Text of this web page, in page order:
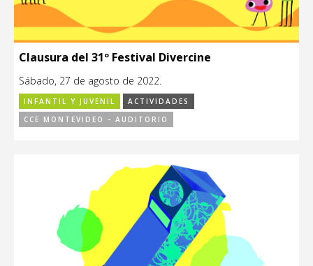
Clausura del 31º Festival Divercine
Sábado, 27 de agosto de 2022.
INFANTIL Y JUVENIL
ACTIVIDADES
CCE MONTEVIDEO - AUDITORIO